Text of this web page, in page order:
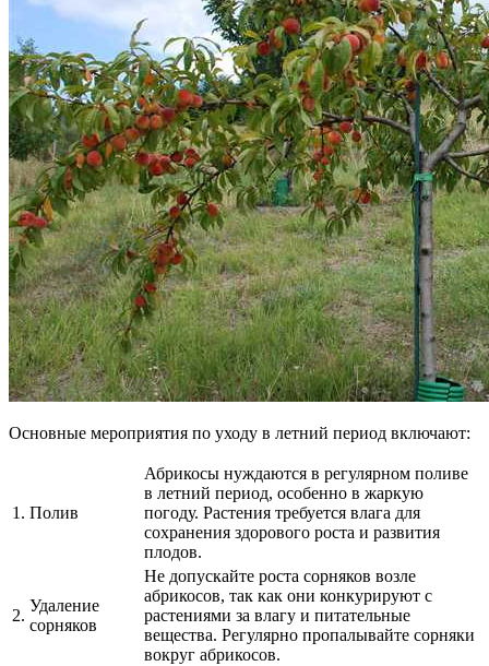
Основные мероприятия по уходу в летний период включают:
1. Полив
Абрикосы нуждаются в регулярном поливе
в летний период, особенно в жаркую
погоду. Растения требуется влага для
сохранения здорового роста и развития
плодов.
2.
Удаление
сорняков
Не допускайте роста сорняков возле
абрикосов, так как они конкурируют с
растениями за влагу и питательные
вещества. Регулярно пропалывайте сорняки
вокруг абрикосов.